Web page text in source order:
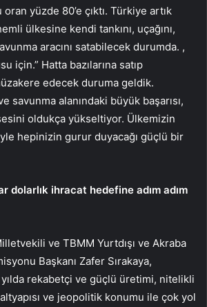
yüzde 80’e çıktı. Türkiye artık
ülkesine kendi tankını, uçağını,
aracını satabilecek durumda. ,
için.” Hatta bazılarına satıp
edecek duruma geldik.
savunma alanındaki büyük başarısı,
oldukça yükseltiyor. Ülkemizin
hepinizin gurur duyacağı güçlü bir
dolarlık ihracat hedefine adım adım
ve TBMM Yurtdışı ve Akraba
Başkanı Zafer Sırakaya,
rekabetçi ve güçlü üretimi, nitelikli
ve jeopolitik konumu ile çok yol